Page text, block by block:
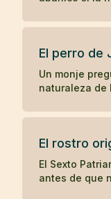
cotidiano en
El perro de
Un monje
naturaleza de
de la tradición
El rostro
El Sexto
antes de que